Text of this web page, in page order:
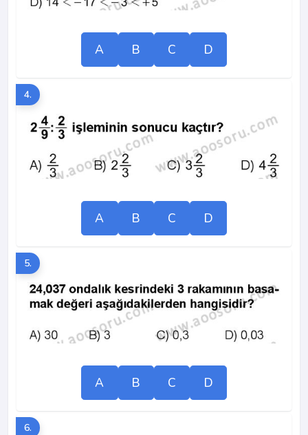
A B C D
4.
A B C D
5.
A B C D
6.